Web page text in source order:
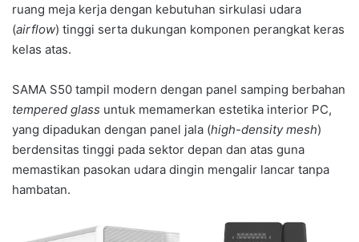
ruang meja kerja dengan kebutuhan sirkulasi udara
(airflow) tinggi serta dukungan komponen perangkat keras
kelas atas.
SAMA S50 tampil modern dengan panel samping berbahan
tempered glass untuk memamerkan estetika interior PC,
yang dipadukan dengan panel jala (high-density mesh)
berdensitas tinggi pada sektor depan dan atas guna
memastikan pasokan udara dingin mengalir lancar tanpa
hambatan.